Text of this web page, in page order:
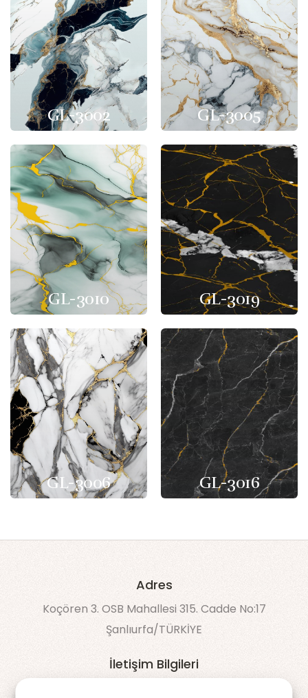
GL-3002 GL-3005
GL-3010 GL-3019
GL-3006 GL-3016
Adres
Koçören 3. OSB Mahallesi 315. Cadde No:17
Şanlıurfa/TÜRKİYE
İletişim Bilgileri